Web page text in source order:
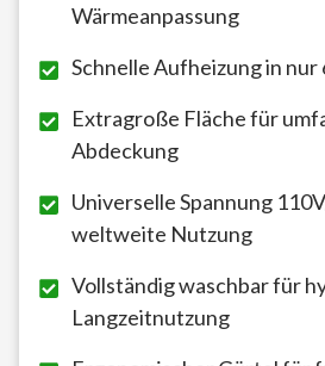
Wärmeanpassung
Schnelle Aufheizung in nur
Extragroße Fläche für
Abdeckung
Universelle Spannung
weltweite Nutzung
Vollständig waschbar für
Langzeitnutzung